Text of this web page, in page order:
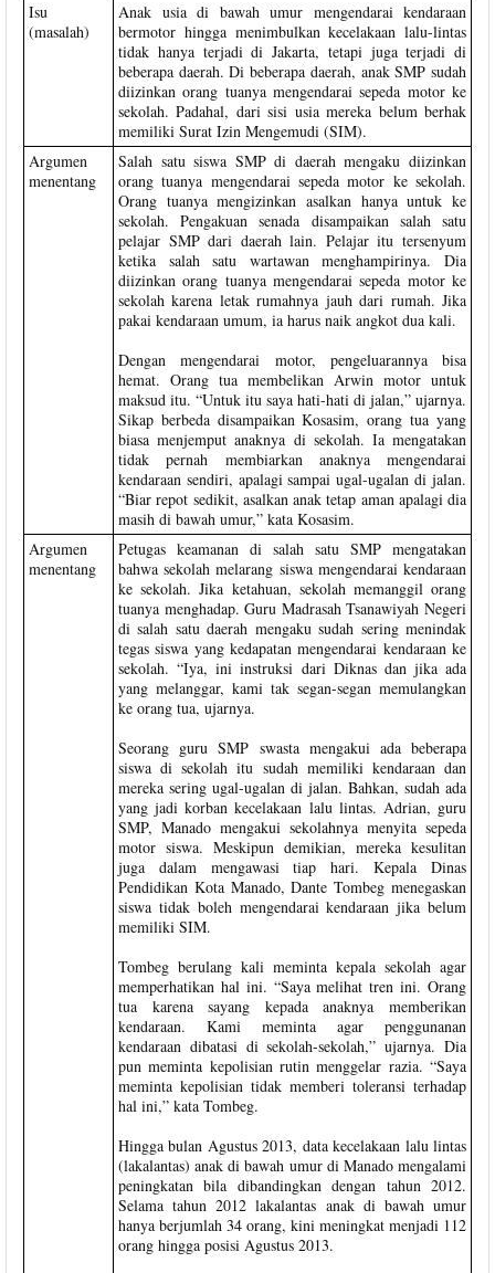
Isu
(masalah)
Anak usia di bawah umur mengendarai kendaraan
bermotor hingga menimbulkan kecelakaan lalu-lintas
tidak hanya terjadi di Jakarta, tetapi juga terjadi di
beberapa daerah. Di beberapa daerah, anak SMP sudah
diizinkan orang tuanya mengendarai sepeda motor ke
sekolah. Padahal, dari sisi usia mereka belum berhak
memiliki Surat Izin Mengemudi (SIM).
Argumen
menentang
Salah satu siswa SMP di daerah mengaku diizinkan
orang tuanya mengendarai sepeda motor ke sekolah.
Orang tuanya mengizinkan asalkan hanya untuk ke
sekolah. Pengakuan senada disampaikan salah satu
pelajar SMP dari daerah lain. Pelajar itu tersenyum
ketika salah satu wartawan menghampirinya. Dia
diizinkan orang tuanya mengendarai sepeda motor ke
sekolah karena letak rumahnya jauh dari rumah. Jika
pakai kendaraan umum, ia harus naik angkot dua kali.
Dengan mengendarai motor, pengeluarannya bisa
hemat. Orang tua membelikan Arwin motor untuk
maksud itu. “Untuk itu saya hati-hati di jalan,” ujarnya.
Sikap berbeda disampaikan Kosasim, orang tua yang
biasa menjemput anaknya di sekolah. Ia mengatakan
tidak pernah membiarkan anaknya mengendarai
kendaraan sendiri, apalagi sampai ugal-ugalan di jalan.
“Biar repot sedikit, asalkan anak tetap aman apalagi dia
masih di bawah umur,” kata Kosasim.
Argumen
menentang
Petugas keamanan di salah satu SMP mengatakan
bahwa sekolah melarang siswa mengendarai kendaraan
ke sekolah. Jika ketahuan, sekolah memanggil orang
tuanya menghadap. Guru Madrasah Tsanawiyah Negeri
di salah satu daerah mengaku sudah sering menindak
tegas siswa yang kedapatan mengendarai kendaraan ke
sekolah. “Iya, ini instruksi dari Diknas dan jika ada
yang melanggar, kami tak segan-segan memulangkan
ke orang tua, ujarnya.
Seorang guru SMP swasta mengakui ada beberapa
siswa di sekolah itu sudah memiliki kendaraan dan
mereka sering ugal-ugalan di jalan. Bahkan, sudah ada
yang jadi korban kecelakaan lalu lintas. Adrian, guru
SMP, Manado mengakui sekolahnya menyita sepeda
motor siswa. Meskipun demikian, mereka kesulitan
juga dalam mengawasi tiap hari. Kepala Dinas
Pendidikan Kota Manado, Dante Tombeg menegaskan
siswa tidak boleh mengendarai kendaraan jika belum
memiliki SIM.
Tombeg berulang kali meminta kepala sekolah agar
memperhatikan hal ini. “Saya melihat tren ini. Orang
tua karena sayang kepada anaknya memberikan
kendaraan. Kami meminta agar penggunanan
kendaraan dibatasi di sekolah-sekolah,” ujarnya. Dia
pun meminta kepolisian rutin menggelar razia. “Saya
meminta kepolisian tidak memberi toleransi terhadap
hal ini,” kata Tombeg.
Hingga bulan Agustus 2013, data kecelakaan lalu lintas
(lakalantas) anak di bawah umur di Manado mengalami
peningkatan bila dibandingkan dengan tahun 2012.
Selama tahun 2012 lakalantas anak di bawah umur
hanya berjumlah 34 orang, kini meningkat menjadi 112
orang hingga posisi Agustus 2013.